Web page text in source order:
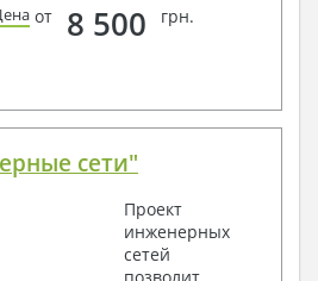
– схемы расположения
(приобретается по желанию
с общими данными
водоснабжения и
от 8 500 грн.
сети"
Проект
инженерных
сетей